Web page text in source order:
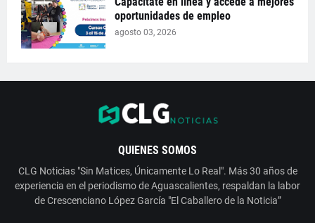
oportunidades de empleo
agosto 03, 2026
QUIENES SOMOS
CLG Noticias "Sin Matices, Únicamente Lo Real". Más 30 años de
experiencia en el periodismo de Aguascalientes, respaldan la labor
de Crescenciano López García "El Caballero de la Noticia”